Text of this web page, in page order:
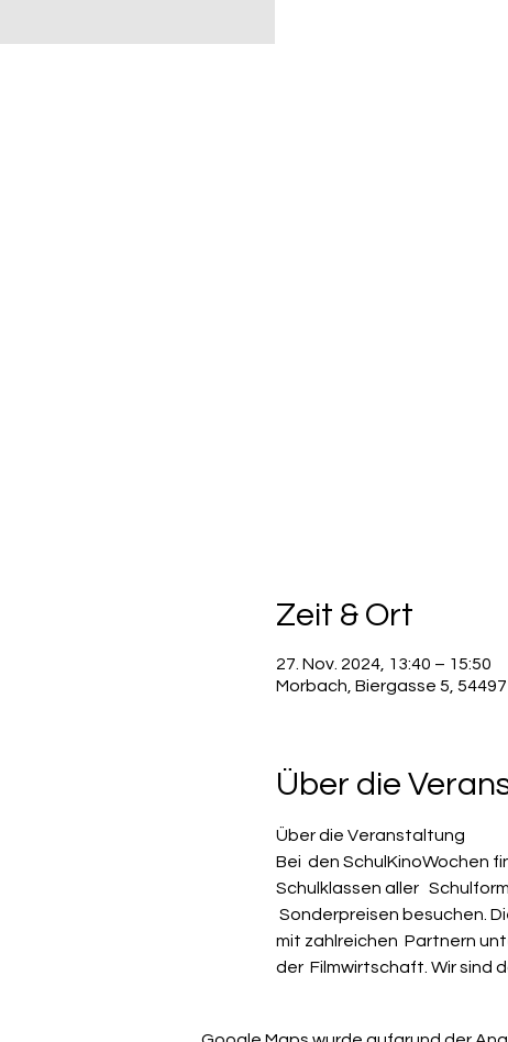
Zeit & Ort
27. Nov. 2024, 13:40 – 15:50
Morbach, Biergasse 5,
Über die
Über die Veranstaltung
Bei  den SchulKinoWochen
Schulklassen aller
Sonderpreisen besuchen.
mit zahlreichen  Partnern
der  Filmwirtschaft. Wir sind